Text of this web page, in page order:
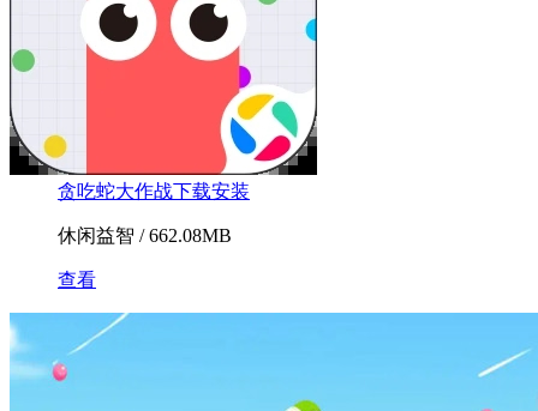
贪吃蛇大作战下载安装
休闲益智 / 662.08MB
查看